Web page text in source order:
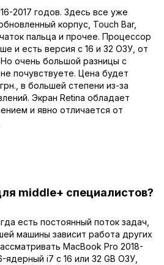
2017 годов. Здесь все уже
корпус, Touch Bar,
пальца и прочее. Процессор
и есть версия с 16 и 32 ОЗУ, от
очень большой разницы с
почувствуете. Цена будет
в большей степени из-за
Экран Retina обладает
и явно отличается от
middle+ специалистов?
есть постоянный поток задач,
машины зависит работа других
MacBook Pro 2018-
i7 с 16 или 32 GB ОЗУ,